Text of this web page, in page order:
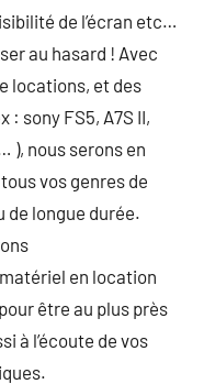
de l’écran etc…
au hasard ! Avec
locations, et des
: sony FS5, A7S II,
), nous serons en
vos genres de
de longue durée.
en location
être au plus près
à l’écoute de vos